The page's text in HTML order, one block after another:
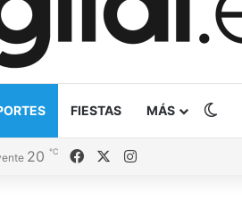
FIESTAS MÁS
20 ℃ FacebookInstagram